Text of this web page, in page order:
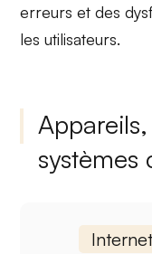
erreurs et des
les utilisateurs.
systèmes
Internet